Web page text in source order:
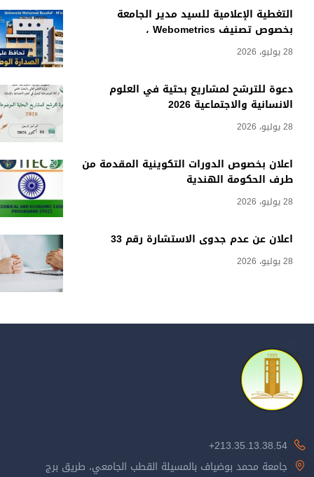
التغطية الإعلامية للسيد مدير الجامعة
بخصوص تصنيف Webometrics ،
28 يوليو، 2026
دعوة للترشح لمشاريع بحثية في العلوم
الانسانية والاجتماعية 2026
28 يوليو، 2026
اعلان بخصوص الدورات التكوينية المقدمة من
طرف الحكومة الهندية
28 يوليو، 2026
اعلان عن عدم جدوى الاستشارة رقم 33
28 يوليو، 2026
213.35.13.38.54+
جامعة محمد بوضياف بالمسيلة القطب الجامعي، طريق برج